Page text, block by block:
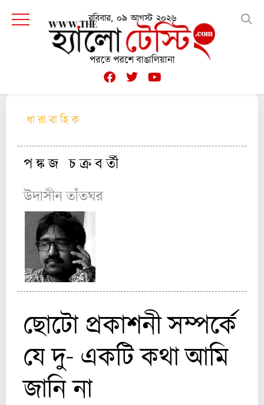
রবিবার, ০৯ আগস্ট ২০২৬
পরতে পরশে বাঙালিয়ানা
ধা রা বা হি ক
প ঙ্ক জ চ ক্র ব র্তী
উদাসীন তাঁতঘর
ছোটো প্রকাশনী সম্পর্কে
যে দু- একটি কথা আমি
জানি না